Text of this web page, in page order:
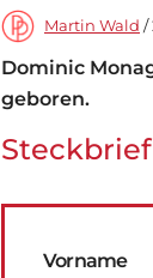
Martin Wald /
Dominic
geboren.
Steckbrief
Vorname